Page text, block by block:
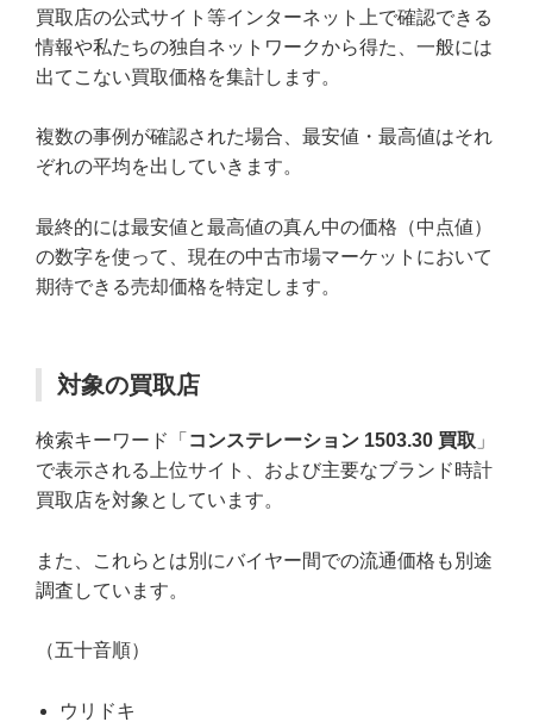
買取店の公式サイト等インターネット上で確認できる
情報や私たちの独自ネットワークから得た、一般には
出てこない買取価格を集計します。
複数の事例が確認された場合、最安値・最高値はそれ
ぞれの平均を出していきます。
最終的には最安値と最高値の真ん中の価格（中点値）
の数字を使って、現在の中古市場マーケットにおいて
期待できる売却価格を特定します。
対象の買取店
検索キーワード「 コンステレーション 1503.30 買取 」
で表示される上位サイト、および主要なブランド時計
買取店を対象としています。
また、これらとは別にバイヤー間での流通価格も別途
調査しています。
（五十音順）
ウリドキ